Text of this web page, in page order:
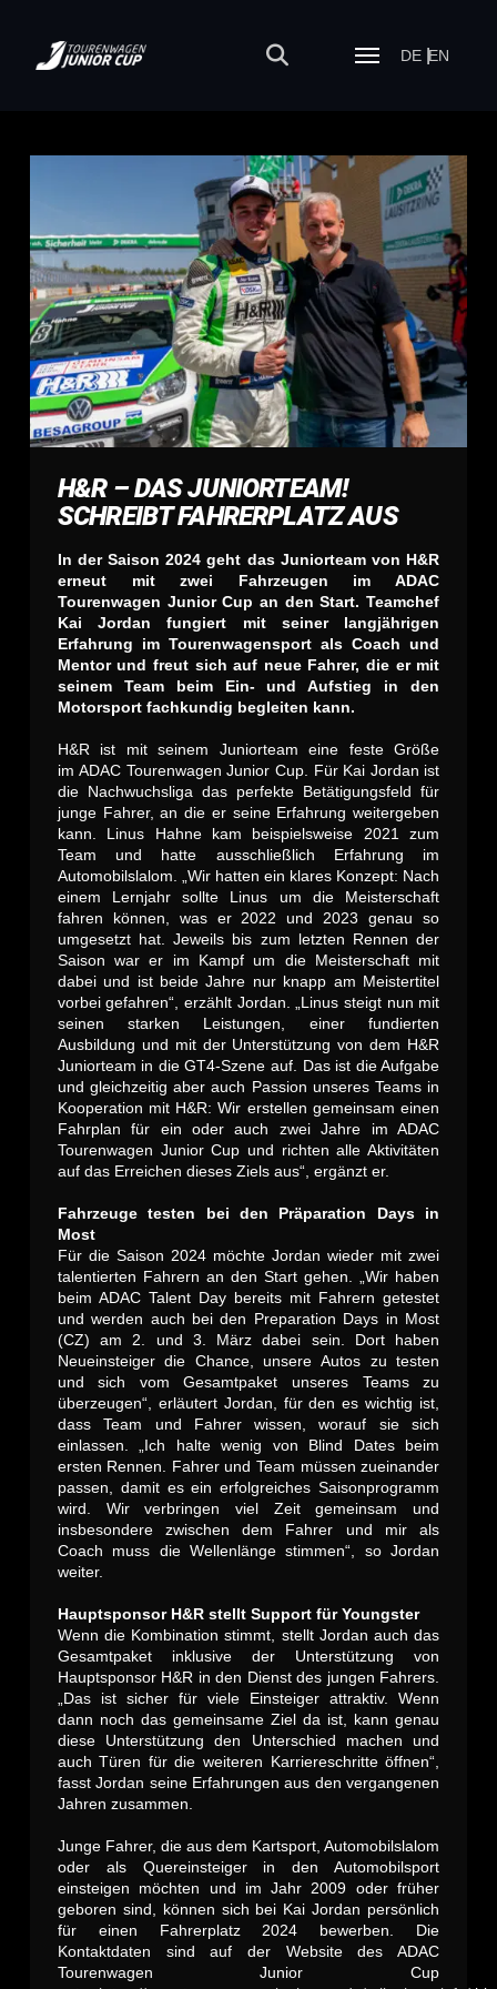
DE EN
H&R – DAS JUNIORTEAM!
SCHREIBT FAHRERPLATZ AUS
In der Saison 2024 geht das Juniorteam von H&R
erneut mit zwei Fahrzeugen im ADAC
Tourenwagen Junior Cup an den Start. Teamchef
Kai Jordan fungiert mit seiner langjährigen
Erfahrung im Tourenwagensport als Coach und
Mentor und freut sich auf neue Fahrer, die er mit
seinem Team beim Ein- und Aufstieg in den
Motorsport fachkundig begleiten kann.
H&R ist mit seinem Juniorteam eine feste Größe
im ADAC Tourenwagen Junior Cup. Für Kai Jordan ist
die Nachwuchsliga das perfekte Betätigungsfeld für
junge Fahrer, an die er seine Erfahrung weitergeben
kann. Linus Hahne kam beispielsweise 2021 zum
Team und hatte ausschließlich Erfahrung im
Automobilslalom. „Wir hatten ein klares Konzept: Nach
einem Lernjahr sollte Linus um die Meisterschaft
fahren können, was er 2022 und 2023 genau so
umgesetzt hat. Jeweils bis zum letzten Rennen der
Saison war er im Kampf um die Meisterschaft mit
dabei und ist beide Jahre nur knapp am Meistertitel
vorbei gefahren“, erzählt Jordan. „Linus steigt nun mit
seinen starken Leistungen, einer fundierten
Ausbildung und mit der Unterstützung von dem H&R
Juniorteam in die GT4-Szene auf. Das ist die Aufgabe
und gleichzeitig aber auch Passion unseres Teams in
Kooperation mit H&R: Wir erstellen gemeinsam einen
Fahrplan für ein oder auch zwei Jahre im ADAC
Tourenwagen Junior Cup und richten alle Aktivitäten
auf das Erreichen dieses Ziels aus“, ergänzt er.
Fahrzeuge testen bei den Präparation Days in
Most
Für die Saison 2024 möchte Jordan wieder mit zwei
talentierten Fahrern an den Start gehen. „Wir haben
beim ADAC Talent Day bereits mit Fahrern getestet
und werden auch bei den Preparation Days in Most
(CZ) am 2. und 3. März dabei sein. Dort haben
Neueinsteiger die Chance, unsere Autos zu testen
und sich vom Gesamtpaket unseres Teams zu
überzeugen“, erläutert Jordan, für den es wichtig ist,
dass Team und Fahrer wissen, worauf sie sich
einlassen. „Ich halte wenig von Blind Dates beim
ersten Rennen. Fahrer und Team müssen zueinander
passen, damit es ein erfolgreiches Saisonprogramm
wird. Wir verbringen viel Zeit gemeinsam und
insbesondere zwischen dem Fahrer und mir als
Coach muss die Wellenlänge stimmen“, so Jordan
weiter.
Hauptsponsor H&R stellt Support für Youngster
Wenn die Kombination stimmt, stellt Jordan auch das
Gesamtpaket inklusive der Unterstützung von
Hauptsponsor H&R in den Dienst des jungen Fahrers.
„Das ist sicher für viele Einsteiger attraktiv. Wenn
dann noch das gemeinsame Ziel da ist, kann genau
diese Unterstützung den Unterschied machen und
auch Türen für die weiteren Karriereschritte öffnen“,
fasst Jordan seine Erfahrungen aus den vergangenen
Jahren zusammen.
Junge Fahrer, die aus dem Kartsport, Automobilslalom
oder als Quereinsteiger in den Automobilsport
einsteigen möchten und im Jahr 2009 oder früher
geboren sind, können sich bei Kai Jordan persönlich
für einen Fahrerplatz 2024 bewerben. Die
Kontaktdaten sind auf der Website des ADAC
Tourenwagen Junior Cup